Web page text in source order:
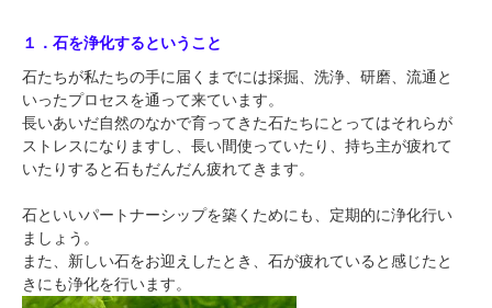
１．石を浄化するということ
石たちが私たちの手に届くまでには採掘、洗浄、研磨、流通と
いったプロセスを通って来ています。
長いあいだ自然のなかで育ってきた石たちにとってはそれらが
ストレスになりますし、長い間使っていたり、持ち主が疲れて
いたりすると石もだんだん疲れてきます。
石といいパートナーシップを築くためにも、定期的に浄化行い
ましょう。
また、新しい石をお迎えしたとき、石が疲れていると感じたと
きにも浄化を行います。